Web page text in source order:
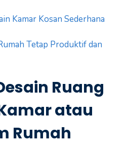
Kamar Kosan Sederhana
Tetap Produktif dan
Ruang
atau
Rumah